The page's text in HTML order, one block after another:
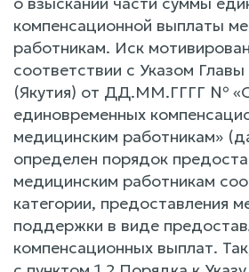
компенсационной выплаты
работникам. Иск
соответствии с Указом
(Якутия) от ДД.ММ.ГГГГ №
единовременных
медицинским работникам»
определен порядок
медицинским работникам
категории, предоставления
поддержки в виде
компенсационных выплат.